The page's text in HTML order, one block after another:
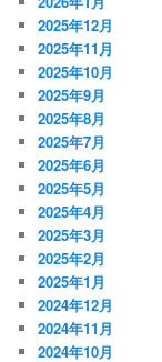
2025年12月
2025年11月
2025年10月
2025年9月
2025年8月
2025年7月
2025年6月
2025年5月
2025年4月
2025年3月
2025年2月
2025年1月
2024年12月
2024年11月
2024年10月